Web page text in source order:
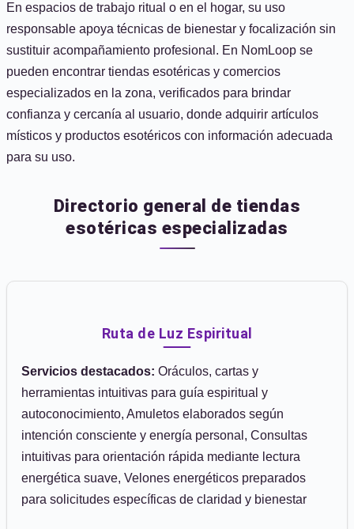
En espacios de trabajo ritual o en el hogar, su uso
responsable apoya técnicas de bienestar y focalización sin
sustituir acompañamiento profesional. En NomLoop se
pueden encontrar tiendas esotéricas y comercios
especializados en la zona, verificados para brindar
confianza y cercanía al usuario, donde adquirir artículos
místicos y productos esotéricos con información adecuada
para su uso.
Directorio general de tiendas
esotéricas especializadas
Ruta de Luz Espiritual
Servicios destacados: Oráculos, cartas y
herramientas intuitivas para guía espiritual y
autoconocimiento, Amuletos elaborados según
intención consciente y energía personal, Consultas
intuitivas para orientación rápida mediante lectura
energética suave, Velones energéticos preparados
para solicitudes específicas de claridad y bienestar